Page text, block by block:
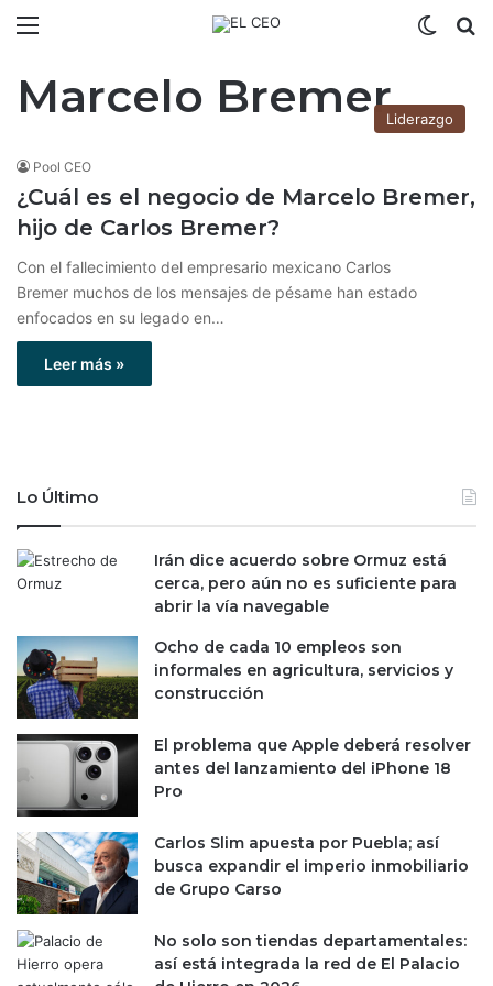
Marcelo BremerLiderazgo
Pool CEO
¿Cuál es el negocio de Marcelo Bremer,
hijo de Carlos Bremer?
Con el fallecimiento del empresario mexicano Carlos
Bremer muchos de los mensajes de pésame han estado
enfocados en su legado en…
Leer más »
Lo Último
Irán dice acuerdo sobre Ormuz está
cerca, pero aún no es suficiente para
abrir la vía navegable
Ocho de cada 10 empleos son
informales en agricultura, servicios y
construcción
El problema que Apple deberá resolver
antes del lanzamiento del iPhone 18
Pro
Carlos Slim apuesta por Puebla; así
busca expandir el imperio inmobiliario
de Grupo Carso
No solo son tiendas departamentales:
así está integrada la red de El Palacio